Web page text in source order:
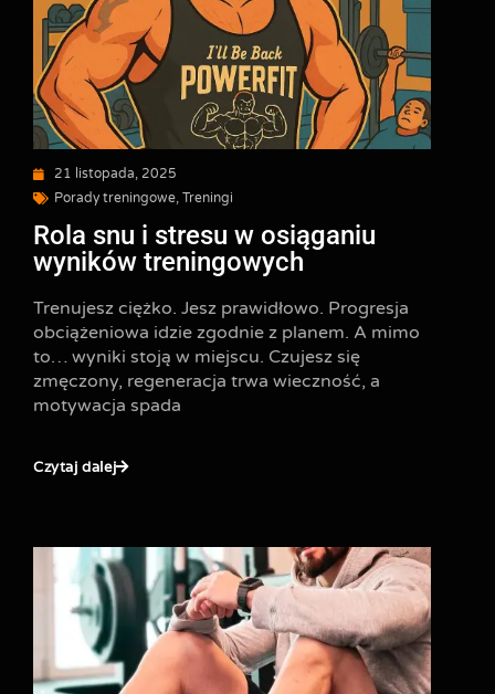
21 listopada, 2025
Porady treningowe, Treningi
Rola snu i stresu w osiąganiu
wyników treningowych
Trenujesz ciężko. Jesz prawidłowo. Progresja
obciążeniowa idzie zgodnie z planem. A mimo
to… wyniki stoją w miejscu. Czujesz się
zmęczony, regeneracja trwa wieczność, a
motywacja spada
Czytaj dalej